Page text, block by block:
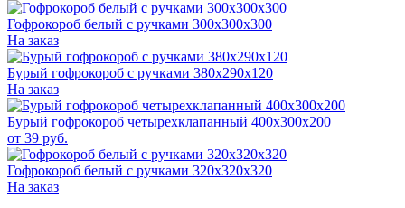
Гофрокороб белый с ручками 300х300х300
На заказ
Бурый гофрокороб с ручками 380х290х120
На заказ
Бурый гофрокороб четырехклапанный 400х300х200
от 39 руб.
Гофрокороб белый с ручками 320х320х320
На заказ